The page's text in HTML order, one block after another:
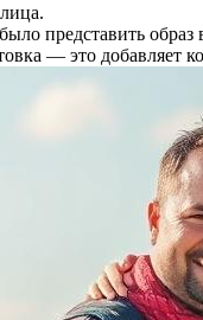
представить образ
— это добавляет